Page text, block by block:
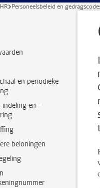
HR Personeelsbeleid en
en periodieke
indeling en -
beloningen